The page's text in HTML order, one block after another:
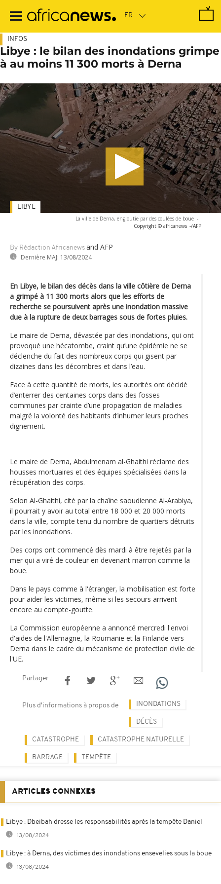
contenu
INFOS
Libye : le bilan des inondations grimpe
à au moins 11 300 morts à Derna
La ville de Derna, engloutie par des coulées de boue -
Copyright © africanews -/AFP
By Rédaction Africanews and AFP
Dernière MAJ: 13/08/2024
LIBYE
En Libye, le bilan des décès dans la ville côtière de Derna
a grimpé à 11 300 morts alors que les efforts de
recherche se poursuivent après une inondation massive
due à la rupture de deux barrages sous de fortes pluies.
Le maire de Derna, dévastée par des inondations, qui ont
provoqué une hécatombe, craint qu’une épidémie ne se
déclenche du fait des nombreux corps qui gisent par
dizaines dans les décombres et dans l’eau.
Face à cette quantité de morts, les autorités ont décidé
d’enterrer des centaines corps dans des fosses
communes par crainte d’une propagation de maladies
malgré la volonté des habitants d’inhumer leurs proches
dignement.
Le maire de Derna, Abdulmenam al-Ghaithi réclame des
housses mortuaires et des équipes spécialisées dans la
récupération des corps.
Selon Al-Ghaithi, cité par la chaîne saoudienne Al-Arabiya,
il pourrait y avoir au total entre 18 000 et 20 000 morts
dans la ville, compte tenu du nombre de quartiers détruits
par les inondations.
Des corps ont commencé dès mardi à être rejetés par la
mer qui a viré de couleur en devenant marron comme la
boue.
Dans le pays comme à l'étranger, la mobilisation est forte
pour aider les victimes, même si les secours arrivent
encore au compte-goutte.
La Commission européenne a annoncé mercredi l'envoi
d'aides de l'Allemagne, la Roumanie et la Finlande vers
Derna dans le cadre du mécanisme de protection civile de
l'UE.
Partager
Plus d'informations à propos de INONDATIONS
DÉCÈS
CATASTROPHE CATASTROPHE NATURELLE
BARRAGE TEMPÊTE
ARTICLES CONNEXES
Libye : Dbeibah dresse les responsabilités après la tempête Daniel
13/08/2024
Libye : à Derna, des victimes des inondations ensevelies sous la boue
13/08/2024